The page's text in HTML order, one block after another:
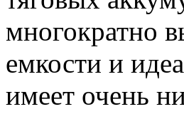
многократно
емкости и
имеет очень